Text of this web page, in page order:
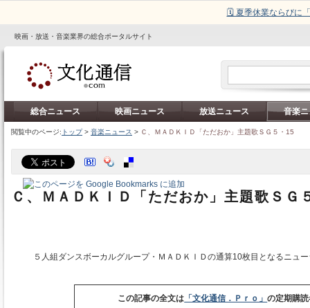
🗓️ 夏季休業ならびに
映画・放送・音楽業界の総合ポータルサイト
総合ニュース 映画ニュース 放送ニュース 音楽
閲覧中のページ: トップ> 音楽ニュース > Ｃ、ＭＡＤＫＩＤ「ただおか」主題歌ＳＧ５・15
Ｃ、ＭＡＤＫＩＤ「ただおか」主題歌ＳＧ
５人組ダンスボーカルグループ・ＭＡＤＫＩＤの通算10枚目となるニュ
この記事の全文は 「文化通信．Ｐｒｏ」の定期購